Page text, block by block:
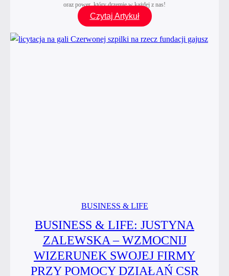
oraz power, który drzemie w każdej z nas!
Czytaj ArtykułCzerwona
Szpilka
wraca
BUSINESS & LIFE
BUSINESS & LIFE: JUSTYNA
ZALEWSKA – WZMOCNIJ
WIZERUNEK SWOJEJ FIRMY
PRZY POMOCY DZIAŁAŃ CSR